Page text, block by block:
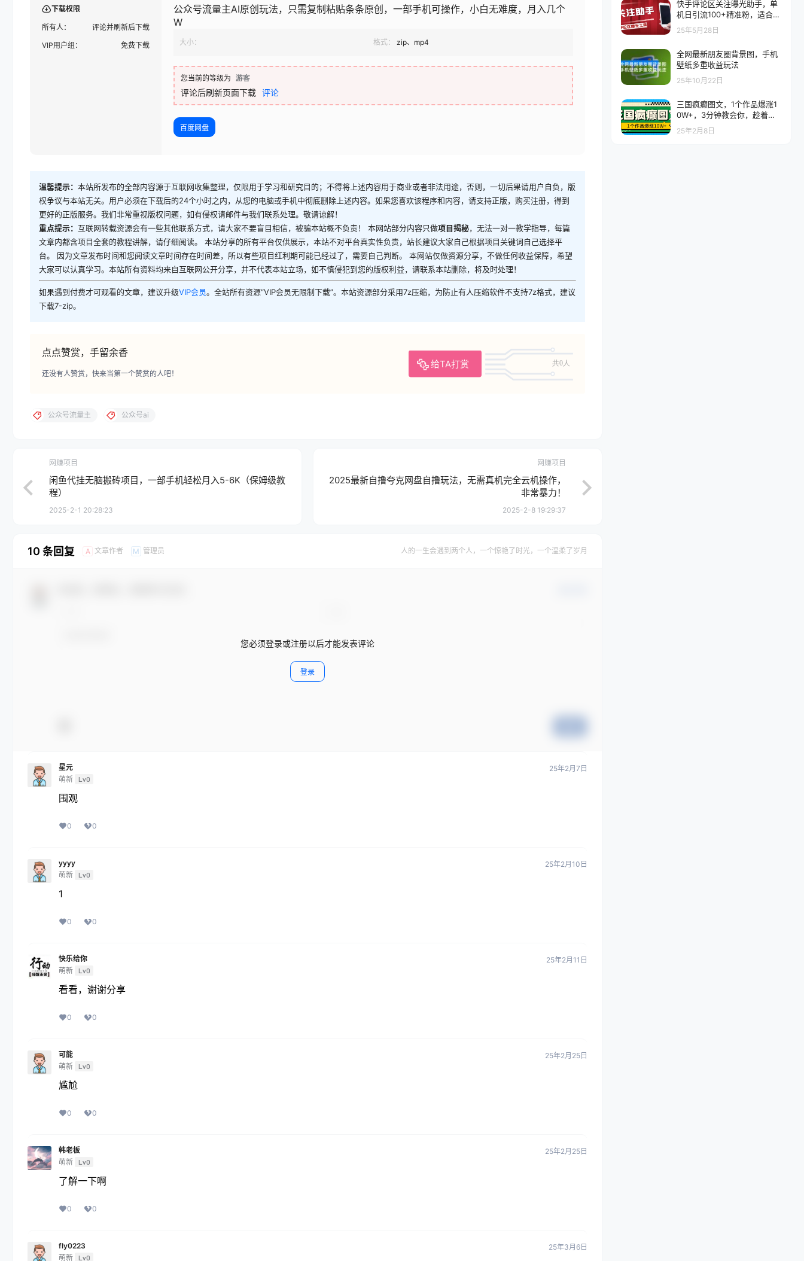
下载权限
所有人：
评论并刷新后下载
VIP用户组：
免费下载
公众号流量主AI原创玩法，只需复制粘贴条条原创，一部手机可操作，小白无难度，月入几个
W
大小： 格式： zip、mp4
您当前的等级为 游客
评论后刷新页面下载 评论
百度网盘
温馨提示： 本站所发布的全部内容源于互联网收集整理，仅限用于学习和研究目的；不得将上述内容用于商业或者非法用途，否则，一切后果请用户自负，版
权争议与本站无关。用户必须在下载后的24个小时之内，从您的电脑或手机中彻底删除上述内容。如果您喜欢该程序和内容，请支持正版，购买注册，得到
更好的正版服务。我们非常重视版权问题，如有侵权请邮件与我们联系处理。敬请谅解！
重点提示： 互联网转载资源会有一些其他联系方式，请大家不要盲目相信，被骗本站概不负责！ 本网站部分内容只做项目揭秘，无法一对一教学指导，每篇
文章内都含项目全套的教程讲解，请仔细阅读。 本站分享的所有平台仅供展示，本站不对平台真实性负责，站长建议大家自己根据项目关键词自己选择平
台。 因为文章发布时间和您阅读文章时间存在时间差，所以有些项目红利期可能已经过了，需要自己判断。 本网站仅做资源分享，不做任何收益保障，希望
大家可以认真学习。本站所有资料均来自互联网公开分享，并不代表本站立场，如不慎侵犯到您的版权利益，请联系本站删除，将及时处理！
如果遇到付费才可观看的文章，建议升级VIP会员。全站所有资源“VIP会员无限制下载”。本站资源部分采用7z压缩，为防止有人压缩软件不支持7z格式，建议
下载7-zip。
点点赞赏，手留余香
给TA打赏 共0人
还没有人赞赏，快来当第一个赞赏的人吧！
公众号流量主 公众号ai
网赚项目
闲鱼代挂无脑搬砖项目，一部手机轻松月入5-6K（保姆级教
程）
2025-2-1 20:28:23
网赚项目
2025最新自撸夸克网盘自撸玩法，无需真机完全云机操作，
非常暴力！
2025-2-8 19:29:37
10 条回复 A 文章作者 M 管理员 人的一生会遇到两个人，一个惊艳了时光，一个温柔了岁月
您必须登录或注册以后才能发表评论
登录
星元
萌新 Lv0
25年2月7日
围观
0 0
yyyy
萌新 Lv0
25年2月10日
1
0 0
快乐给你
萌新 Lv0
25年2月11日
看看，谢谢分享
0 0
可能
萌新 Lv0
25年2月25日
尴尬
0 0
韩老板
萌新 Lv0
25年2月25日
了解一下啊
0 0
fly0223
萌新 Lv0
25年3月6日
快手评论区关注曝光助手，单
机日引流100+精准粉，适合各
行业不限制手机数量
25年5月28日
全网最新朋友圈背景图，手机
壁纸多重收益玩法
25年10月22日
三国疯癫图文，1个作品爆涨1
0W+，3分钟教会你，趁着风
口无脑冲（附保姆级教学）
25年2月8日